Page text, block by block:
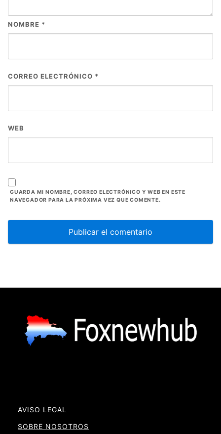
NOMBRE *
CORREO ELECTRÓNICO *
WEB
GUARDA MI NOMBRE, CORREO ELECTRÓNICO Y WEB EN ESTE
NAVEGADOR PARA LA PRÓXIMA VEZ QUE COMENTE.
AVISO LEGAL
SOBRE NOSOTROS